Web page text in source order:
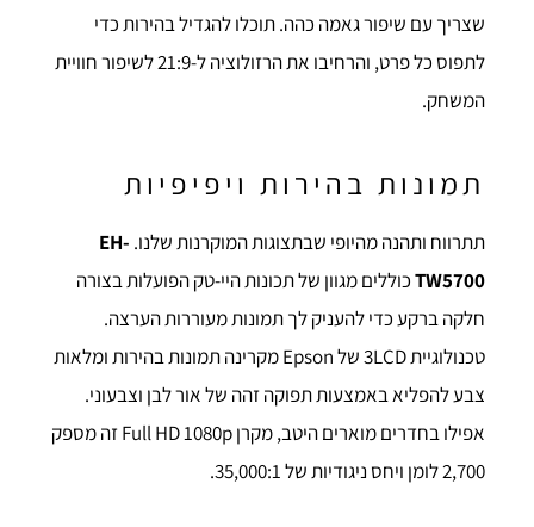
שצריך עם שיפור גאמה כהה. תוכלו להגדיל בהירות כדי
לתפוס כל פרט, והרחיבו את הרזולוציה ל-21:9 לשיפור חוויית
המשחק.
תמונות בהירות ויפיפיות
תתרווח ותהנה מהיופי שבתצוגות המוקרנות שלנו. EH-
TW5700כוללים מגוון של תכונות היי-טק הפועלות בצורה
חלקה ברקע כדי להעניק לך תמונות מעוררות הערצה.
טכנולוגיית 3LCD של Epson מקרינה תמונות בהירות ומלאות
צבע להפליא באמצעות תפוקה זהה של אור לבן וצבעוני.
אפילו בחדרים מוארים היטב, מקרן Full HD 1080p זה מספק
2,700 לומן ויחס ניגודיות של 35,000:1.